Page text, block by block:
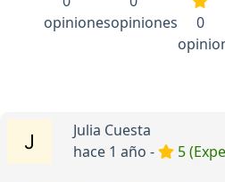
opinionesopiniones
0
Julia Cuesta
hace 1 año -
5